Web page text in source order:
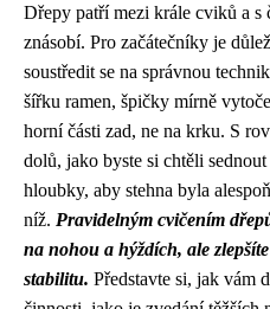
Dřepy patří mezi krále cviků a s
znásobí. Pro začátečníky je
soustředit se na správnou
šířku ramen, špičky mírně
horní části zad, ne na krku. S
dolů, jako byste si chtěli
hloubky, aby stehna byla
níž. Pravidelným cvičením
na nohou a hýždích, ale
stabilitu. Představte si, jak vám